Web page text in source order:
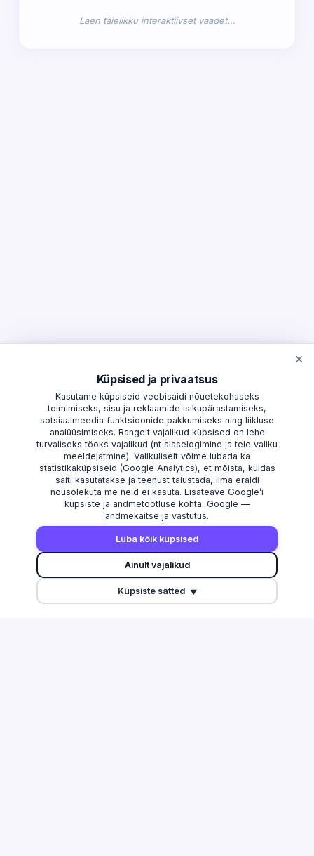
Laen täielikku interaktiivset vaadet…
AVASTAMA
Edetabel
MAAKONNAD
Harju maakond
Tartu maakond
Pärnu maakond
×
Küpsised ja privaatsus
Kasutame küpsiseid veebisaidi nõuetekohaseks
toimimiseks, sisu ja reklaamide isikupärastamiseks,
sotsiaalmeedia funktsioonide pakkumiseks ning liikluse
analüüsimiseks. Rangelt vajalikud küpsised on lehe
turvaliseks tööks vajalikud (nt sisselogimine ja teie valiku
meeldejätmine). Valikuliselt võime lubada ka
statistikaküpsiseid (Google Analytics), et mõista, kuidas
saiti kasutatakse ja teenust täiustada, ilma eraldi
nõusolekuta me neid ei kasuta. Lisateave Google’i
küpsiste ja andmetöötluse kohta: Google —
andmekaitse ja vastutus.
Luba kõik küpsised
Ainult vajalikud
Küpsiste sätted ▼